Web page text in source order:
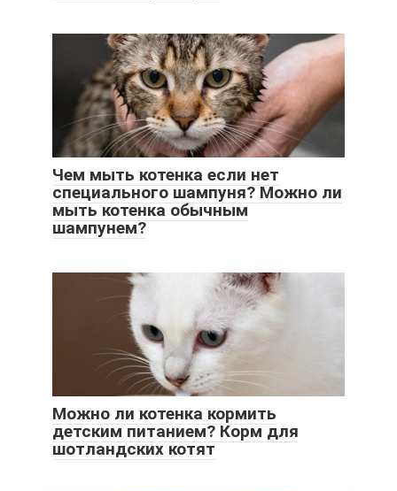
Чем мыть котенка если нет
специального шампуня? Можно ли
мыть котенка обычным
шампунем?
Можно ли котенка кормить
детским питанием? Корм для
шотландских котят